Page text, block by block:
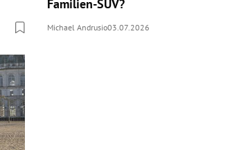
Familien-SUV?
Michael Andrusio03.07.2026